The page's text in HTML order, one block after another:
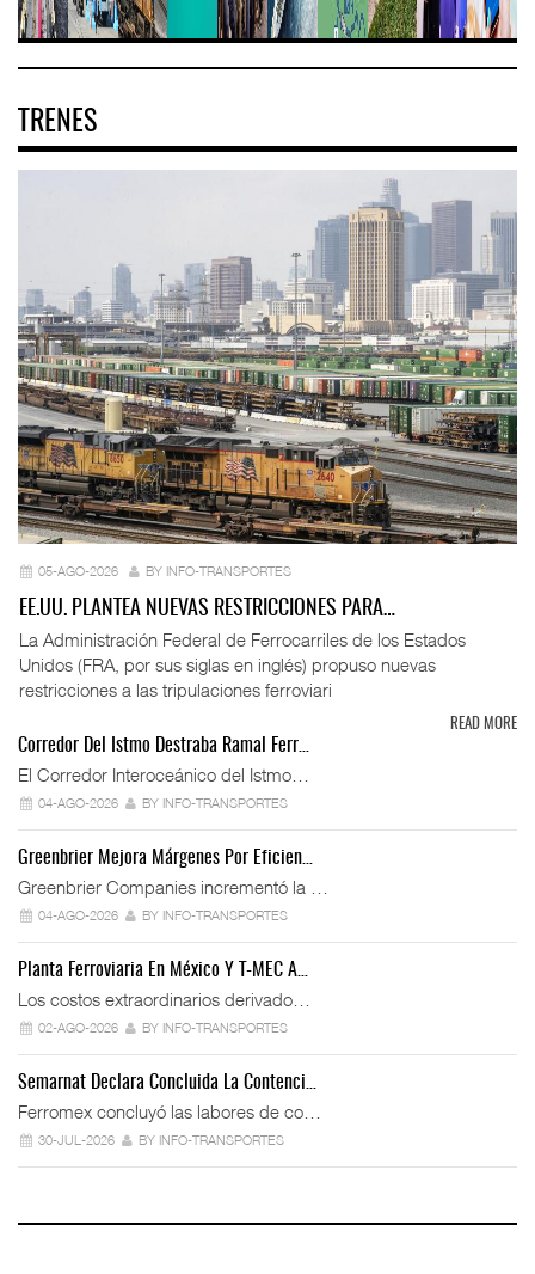
TRENES
05-AGO-2026 BY INFO-TRANSPORTES
EE.UU. PLANTEA NUEVAS RESTRICCIONES PARA…
La Administración Federal de Ferrocarriles de los Estados
Unidos (FRA, por sus siglas en inglés) propuso nuevas
restricciones a las tripulaciones ferroviari
READ MORE
Corredor Del Istmo Destraba Ramal Ferr…
El Corredor Interoceánico del Istmo…
04-AGO-2026 BY INFO-TRANSPORTES
Greenbrier Mejora Márgenes Por Eficien…
Greenbrier Companies incrementó la …
04-AGO-2026 BY INFO-TRANSPORTES
Planta Ferroviaria En México Y T-MEC A…
Los costos extraordinarios derivado…
02-AGO-2026 BY INFO-TRANSPORTES
Semarnat Declara Concluida La Contenci…
Ferromex concluyó las labores de co…
30-JUL-2026 BY INFO-TRANSPORTES